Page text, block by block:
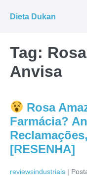
para
conteúdo
Dieta Dukan
Tag:
Anvisa
Rosa
Farmácia?
[RESENHA]
reviewsindustriais |